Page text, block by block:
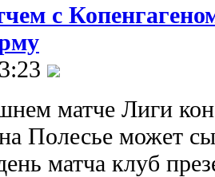
с
матче Лиги
Полесье может
матча клуб